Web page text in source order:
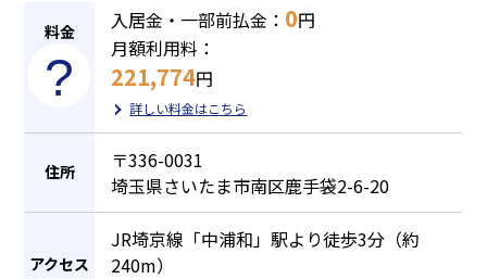
料金 入居金・一部前払金： 0円
月額利用料：
221,774円
詳しい料金はこちら
住所
〒336-0031
埼玉県さいたま市南区鹿手袋2-6-20
アクセス
JR埼京線「中浦和」駅より徒歩3分（約
240m）